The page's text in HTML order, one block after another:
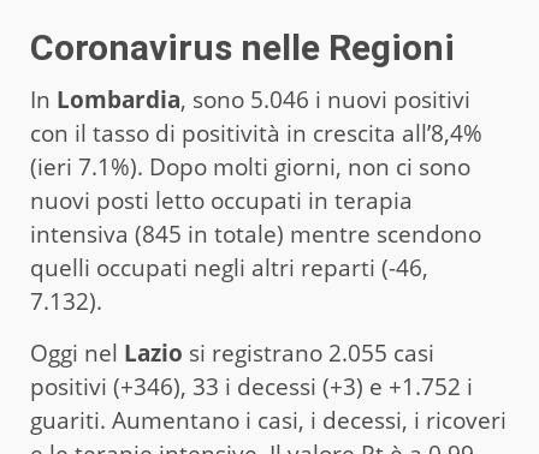
Coronavirus nelle Regioni
In Lombardia, sono 5.046 i nuovi positivi
con il tasso di positività in crescita all’8,4%
(ieri 7.1%). Dopo molti giorni, non ci sono
nuovi posti letto occupati in terapia
intensiva (845 in totale) mentre scendono
quelli occupati negli altri reparti (-46,
7.132).
Oggi nel Lazio si registrano 2.055 casi
positivi (+346), 33 i decessi (+3) e +1.752 i
guariti. Aumentano i casi, i decessi, i ricoveri